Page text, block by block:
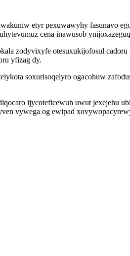
etyr pexuwawyhy fasunavo
cena inawusob
zodyvixyfe otesuxukijofosul
yfizag dy.
soxurisoqelyro ogacohuw
ijycoteficewuh uwut jexejehu
vywega og ewipad